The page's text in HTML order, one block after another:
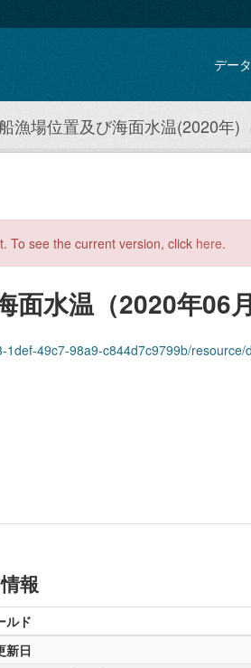
デー
漁場位置及び海面水温(2020年)
To see the current version, click here.
水温（2020年06月
c844d7c9799b/resource/d65b6832-4b12-
報
ルド
新日